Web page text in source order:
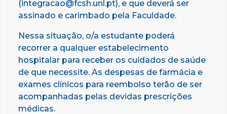
(integracao@fcsh.unl.pt), e que deverá ser
assinado e carimbado pela Faculdade.
Nessa situação, o/a estudante poderá
recorrer a qualquer estabelecimento
hospitalar para receber os cuidados de saúde
de que necessite. As despesas de farmácia e
exames clínicos para reembolso terão de ser
acompanhadas pelas devidas prescrições
médicas.